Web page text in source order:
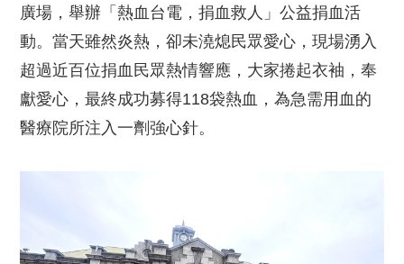
廣場，舉辦「熱血台電，捐血救人」公益捐血活
動。當天雖然炎熱，卻未澆熄民眾愛心，現場湧入
超過近百位捐血民眾熱情響應，大家捲起衣袖，奉
獻愛心，最終成功募得118袋熱血，為急需用血的
醫療院所注入一劑強心針。